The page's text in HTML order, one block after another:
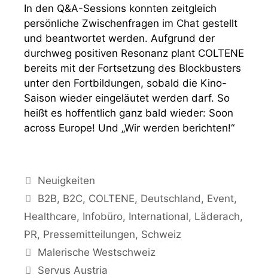
In den Q&A-Sessions konnten zeitgleich
persönliche Zwischenfragen im Chat gestellt
und beantwortet werden. Aufgrund der
durchweg positiven Resonanz plant COLTENE
bereits mit der Fortsetzung des Blockbusters
unter den Fortbildungen, sobald die Kino-
Saison wieder eingeläutet werden darf. So
heißt es hoffentlich ganz bald wieder: Soon
across Europe! Und „Wir werden berichten!“
Kategorien
Neuigkeiten
Schlagwörter
B2B, B2C, COLTENE, Deutschland , Event,
Healthcare, Infobüro, International, Läderach,
PR, Pressemitteilungen, Schweiz
Malerische Westschweiz
Servus Austria